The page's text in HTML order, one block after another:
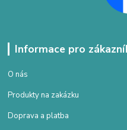
Informace pro
O nás
Produkty na zakázku
Doprava a platba